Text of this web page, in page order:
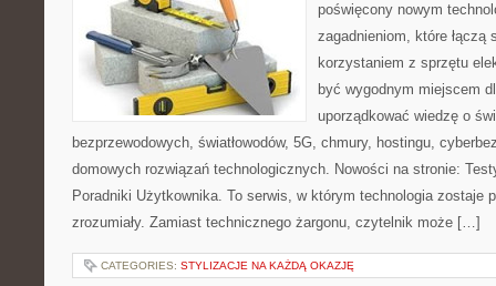
poświęcony nowym
zagadnieniom, które łączą
korzystaniem z sprzętu
być wygodnym miejscem
uporządkować wiedzę o
bezprzewodowych, światłowodów, 5G, chmury, hostingu,
domowych rozwiązań technologicznych. Nowości na stronie:
Poradniki Użytkownika. To serwis, w którym technologia zostaje
zrozumiały. Zamiast technicznego żargonu, czytelnik może […]
CATEGORIES: STYLIZACJE NA KAŻDĄ OKAZJĘ